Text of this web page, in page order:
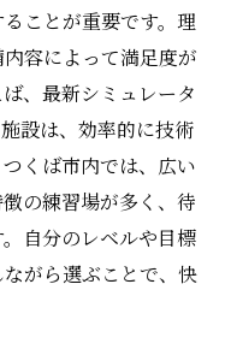
ことが重要です。理
容によって満足度が
、最新シミュレータ
設は、効率的に技術
くば市内では、広い
の練習場が多く、待
自分のレベルや目標
がら選ぶことで、快